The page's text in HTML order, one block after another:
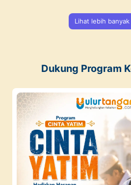
Lihat lebih banyak
Dukung Program